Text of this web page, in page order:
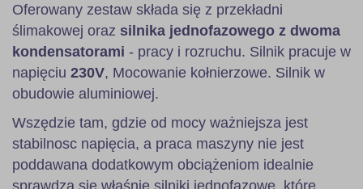
Oferowany zestaw składa się z przekładni
ślimakowej oraz silnika jednofazowego z dwoma
kondensatorami - pracy i rozruchu. Silnik pracuje w
napięciu 230V, Mocowanie kołnierzowe. Silnik w
obudowie aluminiowej.
Wszędzie tam, gdzie od mocy ważniejsza jest
stabilnosc napięcia, a praca maszyny nie jest
poddawana dodatkowym obciążeniom idealnie
sprawdzą się właśnie silniki jednofazowe, które